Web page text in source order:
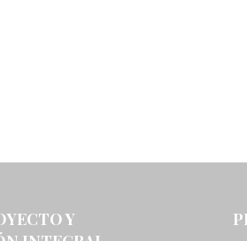
Y